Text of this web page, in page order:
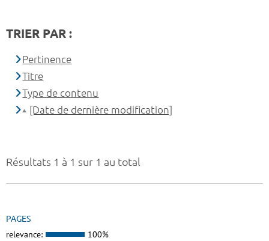
Résultats 1 à 1 sur 1 au total
PAGES
relevance: 100%
TRIER PAR :
Pertinence
Titre
Type de contenu
[Date de dernière modification]